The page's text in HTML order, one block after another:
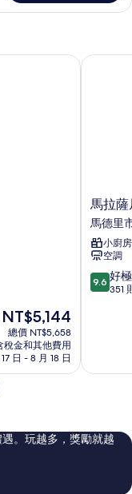
現
在
價
格
為
NT$5,144
總價 NT$5,658
稅金和其他費用
日 - 8 月 18 日
馬
拉
薩
尼
亞
部
落
心
馬拉
馬德里
小廚房
空調
9.6
分，
極
評
論
9.6 好
351
馬拉薩
。玩越多，獎勵就越